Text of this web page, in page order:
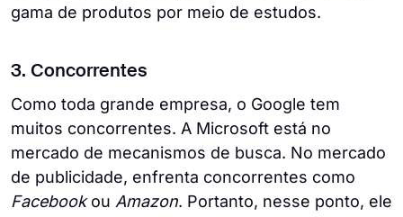
gama de produtos por meio de estudos.
3. Concorrentes
Como toda grande empresa, o Google tem
muitos concorrentes. A Microsoft está no
mercado de mecanismos de busca. No mercado
de publicidade, enfrenta concorrentes como
Facebookou Amazon. Portanto, nesse ponto, ele